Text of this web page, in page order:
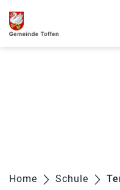
Kopfzeile
Inhalt
Home Schule